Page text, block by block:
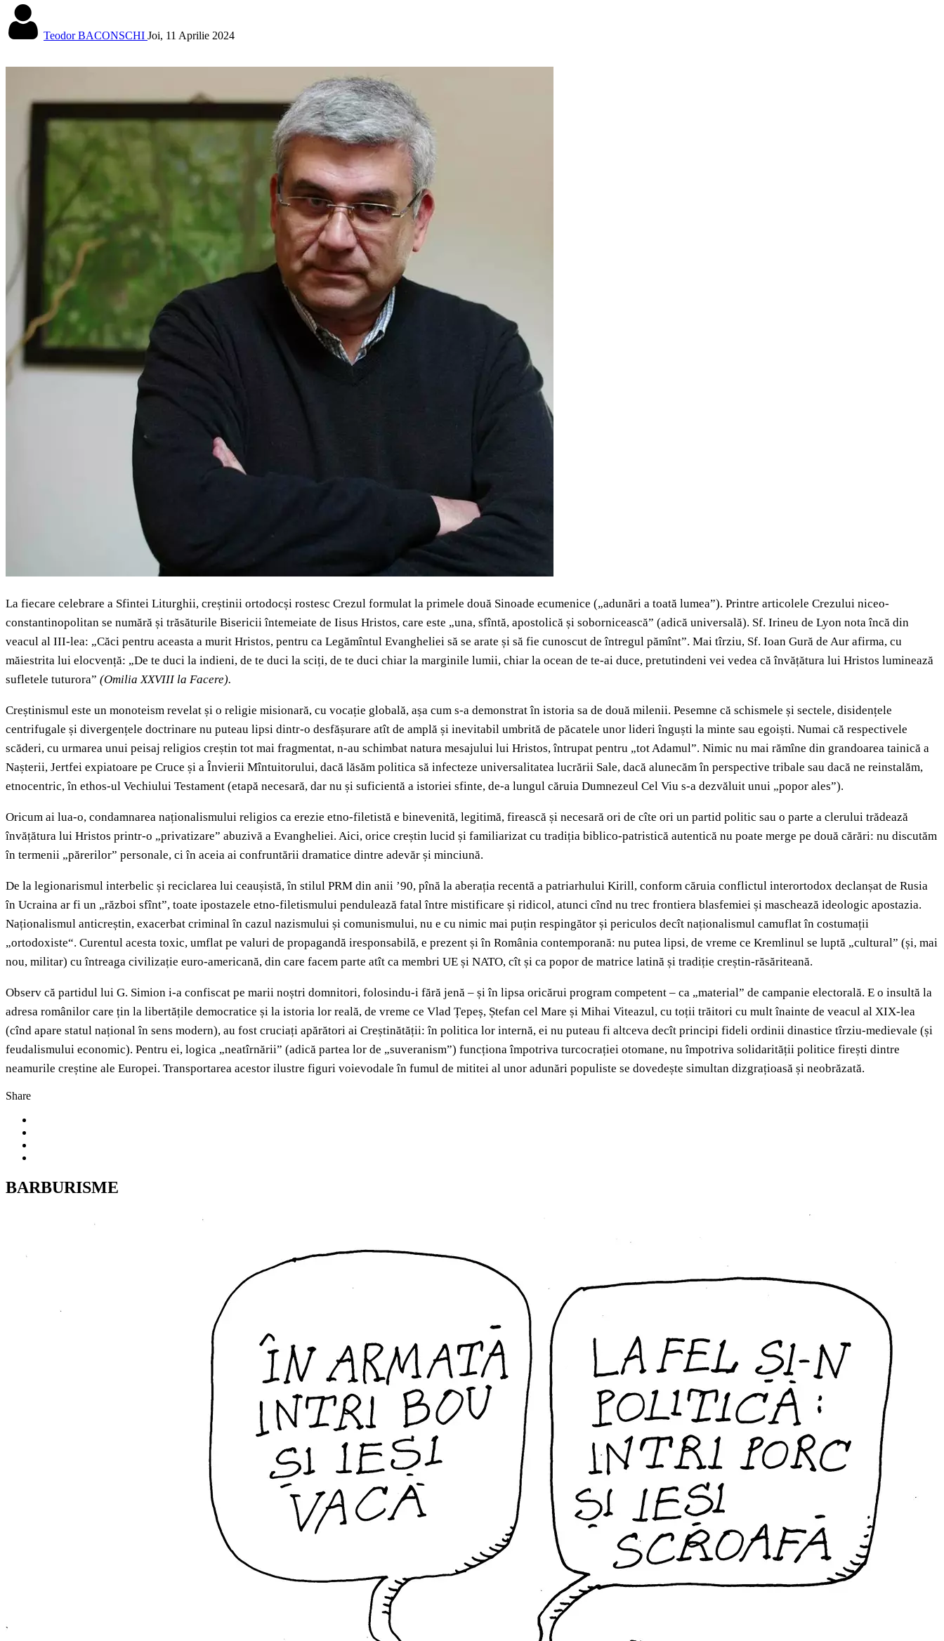
Teodor BACONSCHI Joi, 11 Aprilie 2024
La fiecare celebrare a Sfintei Liturghii, creștinii ortodocși rostesc Crezul formulat la primele două Sinoade ecumenice („adunări a toată lumea”). Printre articolele Crezului niceo-
constantinopolitan se numără și trăsăturile Bisericii întemeiate de Iisus Hristos, care este „una, sfîntă, apostolică și sobornicească” (adică universală). Sf. Irineu de Lyon nota încă din
veacul al III-lea: „Căci pentru aceasta a murit Hristos, pentru ca Legămîntul Evangheliei să se arate și să fie cunoscut de întregul pămînt”. Mai tîrziu, Sf. Ioan Gură de Aur afirma, cu
măiestrita lui elocvență: „De te duci la indieni, de te duci la sciți, de te duci chiar la marginile lumii, chiar la ocean de te-ai duce, pretutindeni vei vedea că învățătura lui Hristos luminează
sufletele tuturora” (Omilia XXVIII la Facere).
Creștinismul este un monoteism revelat și o religie misionară, cu vocație globală, așa cum s-a demonstrat în istoria sa de două milenii. Pesemne că schismele și sectele, disidențele
centrifugale și divergențele doctrinare nu puteau lipsi dintr-o desfășurare atît de amplă și inevitabil umbrită de păcatele unor lideri înguști la minte sau egoiști. Numai că respectivele
scăderi, cu urmarea unui peisaj religios creștin tot mai fragmentat, n-au schimbat natura mesajului lui Hristos, întrupat pentru „tot Adamul”. Nimic nu mai rămîne din grandoarea tainică a
Nașterii, Jertfei expiatoare pe Cruce și a Învierii Mîntuitorului, dacă lăsăm politica să infecteze universalitatea lucrării Sale, dacă alunecăm în perspective tribale sau dacă ne reinstalăm,
etnocentric, în ethos-ul Vechiului Testament (etapă necesară, dar nu și suficientă a istoriei sfinte, de-a lungul căruia Dumnezeul Cel Viu s-a dezvăluit unui „popor ales”).
Oricum ai lua-o, condamnarea naționalismului religios ca erezie etno-filetistă e binevenită, legitimă, firească și necesară ori de cîte ori un partid politic sau o parte a clerului trădează
învățătura lui Hristos printr-o „privatizare” abuzivă a Evangheliei. Aici, orice creștin lucid și familiarizat cu tradiția biblico-patristică autentică nu poate merge pe două cărări: nu discutăm
în termenii „părerilor” personale, ci în aceia ai confruntării dramatice dintre adevăr și minciună.
De la legionarismul interbelic și reciclarea lui ceaușistă, în stilul PRM din anii ’90, pînă la aberația recentă a patriarhului Kirill, conform căruia conflictul interortodox declanșat de Rusia
în Ucraina ar fi un „război sfînt”, toate ipostazele etno-filetismului pendulează fatal între mistificare și ridicol, atunci cînd nu trec frontiera blasfemiei și maschează ideologic apostazia.
Naționalismul anticreștin, exacerbat criminal în cazul nazismului și comunismului, nu e cu nimic mai puțin respingător și periculos decît naționalismul camuflat în costumații
„ortodoxiste“. Curentul acesta toxic, umflat pe valuri de propagandă iresponsabilă, e prezent și în România contemporană: nu putea lipsi, de vreme ce Kremlinul se luptă „cultural” (și, mai
nou, militar) cu întreaga civilizație euro-americană, din care facem parte atît ca membri UE și NATO, cît și ca popor de matrice latină și tradiție creștin-răsăriteană.
Observ că partidul lui G. Simion i-a confiscat pe marii noștri domnitori, folosindu-i fără jenă – și în lipsa oricărui program competent – ca „material” de campanie electorală. E o insultă la
adresa românilor care țin la libertățile democratice și la istoria lor reală, de vreme ce Vlad Țepeș, Ștefan cel Mare și Mihai Viteazul, cu toții trăitori cu mult înainte de veacul al XIX-lea
(cînd apare statul național în sens modern), au fost cruciați apărători ai Creștinătății: în politica lor internă, ei nu puteau fi altceva decît principi fideli ordinii dinastice tîrziu-medievale (și
feudalismului economic). Pentru ei, logica „neatîrnării” (adică partea lor de „suveranism”) funcționa împotriva turcocrației otomane, nu împotriva solidarității politice firești dintre
neamurile creștine ale Europei. Transportarea acestor ilustre figuri voievodale în fumul de mititei al unor adunări populiste se dovedește simultan dizgrațioasă și neobrăzată.
Share
BARBURISME